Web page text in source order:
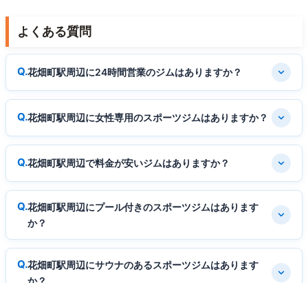
よくある質問
花畑町駅周辺に24時間営業のジムはありますか？
花畑町駅周辺に女性専用のスポーツジムはありますか？
花畑町駅周辺で料金が安いジムはありますか？
花畑町駅周辺にプール付きのスポーツジムはあります
か？
花畑町駅周辺にサウナのあるスポーツジムはあります
か？